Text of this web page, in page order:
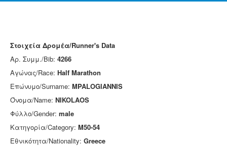
Στοιχεία Δρομέα/Runner's Data
Αρ. Συμμ./Bib: 4266
Αγώνας/Race: Half Marathon
Επώνυμο/Surname: MPALOGIANNIS
Όνομα/Name: NIKOLAOS
Φύλλο/Gender: male
Κατηγορία/Category: M50-54
Εθνικότητα/Nationality: Greece